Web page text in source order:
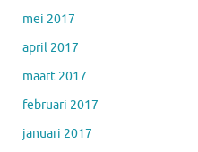
mei 2017
april 2017
maart 2017
februari 2017
januari 2017